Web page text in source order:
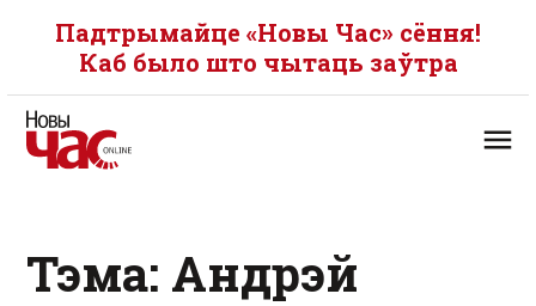
Падтрымайце «Новы Час» сёння!
Каб было што чытаць заўтра
Тэма: Андрэй